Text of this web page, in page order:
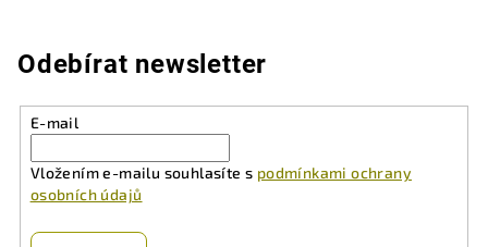
Odebírat newsletter
E-mail
Vložením e-mailu souhlasíte s podmínkami ochrany
osobních údajů